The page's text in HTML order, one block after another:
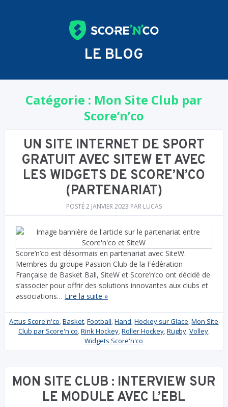
LE BLOG
Catégorie : Mon Site Club par
Score’n’co
UN SITE INTERNET DE SPORT
GRATUIT AVEC SITEW ET AVEC
LES WIDGETS DE SCORE’N’CO
(PARTENARIAT)
POSTÉ2 JANVIER 2023 PAR LUCAS
Score’n’co est désormais en partenariat avec SiteW.
Membres du groupe Passion Club de la Fédération
Française de Basket Ball, SiteW et Score’n’co ont décidé de
s’associer pour offrir des solutions innovantes aux clubs et
associations… Lire la suite »
Actus Score'n'co ,Basket ,Football ,Hand ,Hockey sur Glace ,Mon Site
Club par Score'n'co Rink Hockey, Roller Hockey, Rugby, Volley,
Widgets Score'n'co
MON SITE CLUB : INTERVIEW SUR
LE MODULE AVEC L’EBL